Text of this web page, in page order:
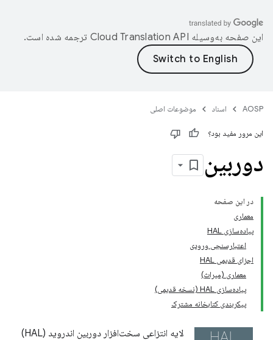
این صفحه به‌وسیله ترجمه شده است.
AOSP اسناد موضوعات اصلی
این مرور مفید بود؟
دوربین
در این صفحه
معماری
پیاده‌سازی HAL
اعتبارسنجی ورودی
اجزای قدیمی HAL
معماری (میراث)
پیاده‌سازی HAL (نسخه قدیمی)
پیکربندی کتابخانه مشترک
لایه انتزاعی سخت‌افزار دوربین اندروید (HAL)